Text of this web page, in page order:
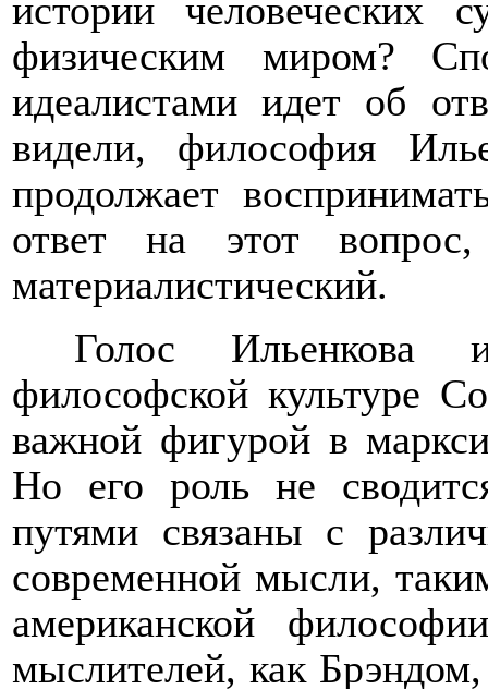
истории человеческих
физическим миром?
идеалистами идет об
видели, философия
продолжает
ответ на этот вопрос,
материалистический.
Голос
философской культуре
важной фигурой в
Но его роль не
путями связаны с
современной мысли,
американской
мыслителей, как